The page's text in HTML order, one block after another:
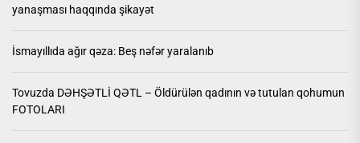
yanaşması haqqında şikayət
İsmayıllıda ağır qəza: Beş nəfər yaralanıb
Tovuzda DƏHŞƏTLİ QƏTL – Öldürülən qadının və tutulan qohumun
FOTOLARI